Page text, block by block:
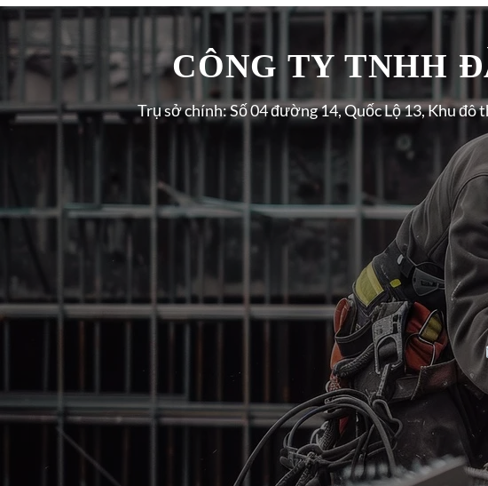
CÔNG TY TNHH
Trụ sở chính: Số 04 đường 14, Quốc Lộ 13, Khu